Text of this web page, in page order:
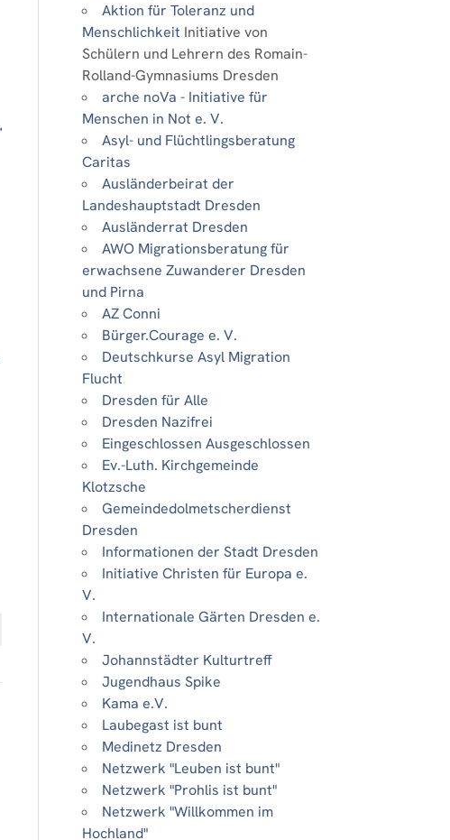
Aktion für Toleranz und
Menschlichkeit Initiative von
Schülern und Lehrern des Romain-
Rolland-Gymnasiums Dresden
arche noVa - Initiative für
Menschen in Not e. V.
Asyl- und Flüchtlingsberatung
Caritas
Ausländerbeirat der
Landeshauptstadt Dresden
Ausländerrat Dresden
AWO Migrationsberatung für
erwachsene Zuwanderer Dresden
und Pirna
AZ Conni
Bürger.Courage e. V.
Deutschkurse Asyl Migration
Flucht
Dresden für Alle
Dresden Nazifrei
Eingeschlossen Ausgeschlossen
Ev.-Luth. Kirchgemeinde
Klotzsche
Gemeindedolmetscherdienst
Dresden
Informationen der Stadt Dresden
Initiative Christen für Europa e.
V.
Internationale Gärten Dresden e.
V.
Johannstädter Kulturtreff
Jugendhaus Spike
Kama e.V.
Laubegast ist bunt
Medinetz Dresden
Netzwerk "Leuben ist bunt"
Netzwerk "Prohlis ist bunt"
Netzwerk "Willkommen im
Hochland"